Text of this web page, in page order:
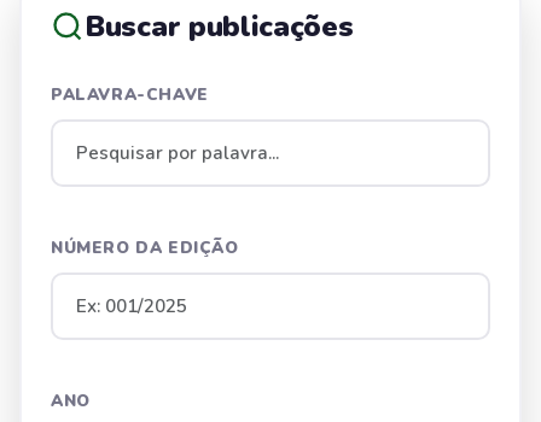
Buscar publicações
PALAVRA-CHAVE
NÚMERO DA EDIÇÃO
ANO